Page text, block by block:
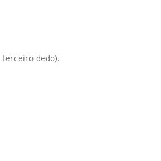
terceiro dedo).